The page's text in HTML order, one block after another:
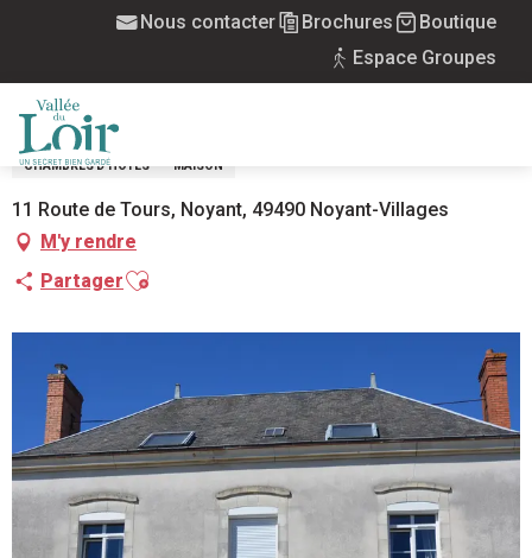
principal
Nous contacter Brochures
Boutique
Espace Groupes
Chambre d'hôtes Chez Awa et Samuel
CHAMBRE D'HÔTES CHEZ AWA ET
SAMUEL
CHAMBRES D'HÔTES MAISON
11 Route de Tours, Noyant, 49490 Noyant-Villages
M'y rendre
PartagerAjouter aux favoris